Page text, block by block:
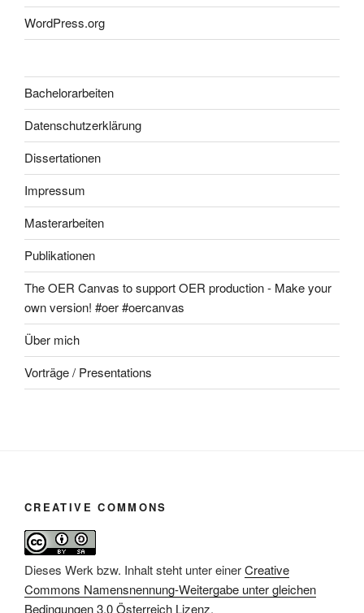
WordPress.org
Bachelorarbeiten
Datenschutzerklärung
Dissertationen
Impressum
Masterarbeiten
Publikationen
The OER Canvas to support OER production - Make your
own version! #oer #oercanvas
Über mich
Vorträge / Presentations
CREATIVE COMMONS
Dieses Werk bzw. Inhalt steht unter einerCreative
Commons Namensnennung-Weitergabe unter gleichen
Bedingungen 3.0 Österreich Lizenz.